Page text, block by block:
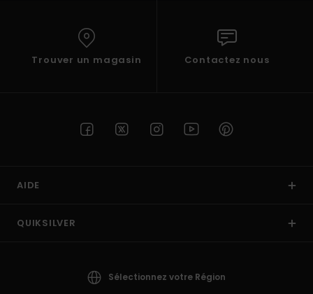
Trouver un magasin Contactez nous
AIDE
QUIKSILVER
Sélectionnez votre Région